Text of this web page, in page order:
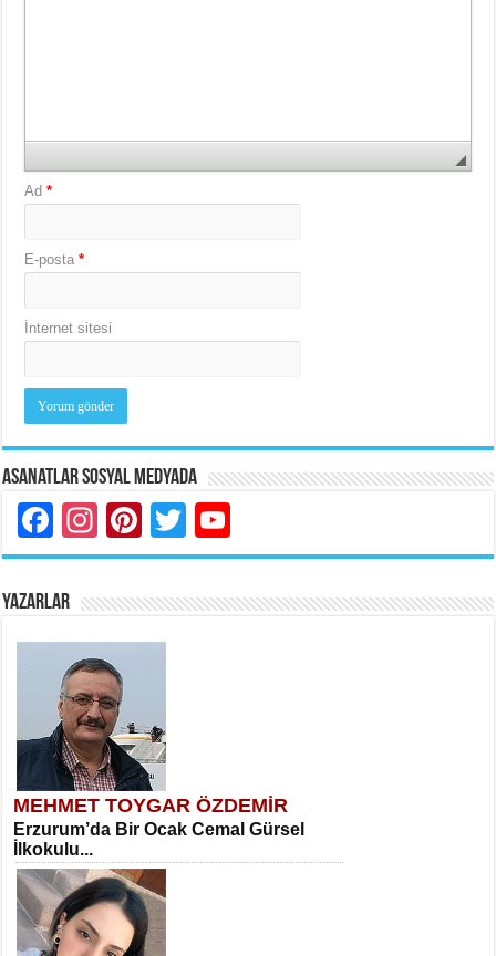
Ad*
E-posta*
İnternet sitesi
Asanatlar Sosyal Medyada
Facebook
Instagram
Pinterest
Twitter
YAZARLAR
MEHMET TOYGAR ÖZDEMİR
Erzurum’da Bir Ocak Cemal Gürsel
İlkokulu...